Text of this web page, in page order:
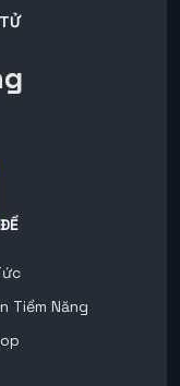
Tiềm Năng